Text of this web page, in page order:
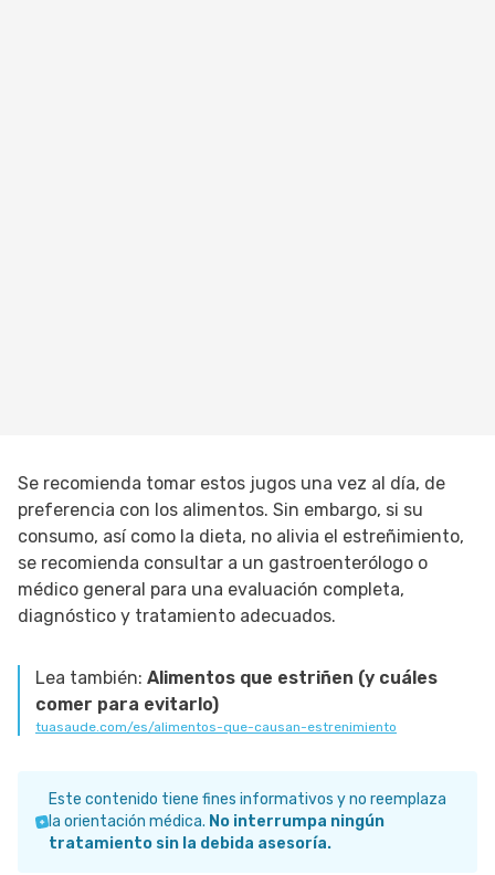
Se recomienda tomar estos jugos una vez al día, de
preferencia con los alimentos. Sin embargo, si su
consumo, así como la dieta, no alivia el estreñimiento,
se recomienda consultar a un gastroenterólogo o
médico general para una evaluación completa,
diagnóstico y tratamiento adecuados.
Lea también: Alimentos que estriñen (y cuáles
comer para evitarlo)
tuasaude.com/es/alimentos-que-causan-estrenimiento
Este contenido tiene fines informativos y no reemplaza
la orientación médica. No interrumpa ningún
tratamiento sin la debida asesoría.